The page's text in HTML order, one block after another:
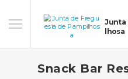
Junta
lhosa
Snack Bar